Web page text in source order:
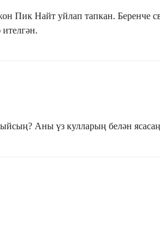
Пик Найт уйлап тапкан. Беренче
Аны үз кулларың белән